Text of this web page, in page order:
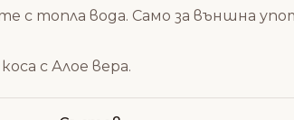
с топла вода. Само за външна
с Алое вера.